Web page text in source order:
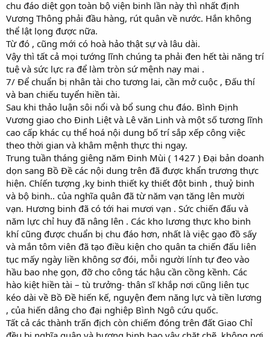
chu đáo diệt gọn toàn bộ viện binh lần này thì nhất định
Vương Thông phải đầu hàng, rút quân về nước. Hắn không
thể lật lọng được nữa.
Từ đó , cũng mới có hoà hảo thật sự và lâu dài.
Vậy thì tất cả mọi tướng lĩnh chúng ta phải đen hết tài năng trí
tuệ và sức lực ra để làm tròn sứ mệnh nay mai .
7/ Để chuẩn bị nhân tài cho tương lai, cần mở cuộc , Đấu thí
và ban chiếu tuyển hiền tài.
Sau khi thảo luận sôi nổi và bổ sung chu đáo. Bình Định
Vương giao cho Đinh Liệt và Lê văn Linh và một số tương lĩnh
cao cấp khác cụ thể hoá nội dung bố trí sắp xếp công việc
theo thời gian và khâm mệnh thực thi ngay.
Trung tuần tháng giêng năm Đinh Mùi ( 1427 ) Đại bản doanh
dọn sang Bồ Đề các nội dung trên đã được khẩn trương thực
hiện. Chíến tượng ,kỵ binh thiết kỵ thiết đột binh , thuỷ binh
và bộ binh.. của nghĩa quân đã từ năm vạn tăng lên mười
vạn. Hương binh đã có tới hai mươi vạn . Sức chiến đấu và
năm lực chỉ huy đã nâng lên . Các kho lương thực kho binh
khí cũng được chuẩn bị chu đáo hơn, nhất là việc gạo đồ sấy
và mắn tôm viên đã tạo điều kiện cho quân ta chiến đấu liên
tục mấy ngày liền không sợ đói, mỗi người lính tự đeo vào
hầu bao nhẹ gọn, đỡ cho công tác hậu cần cồng kềnh. Các
hào kiệt hiền tài – tù trưởng- thân sĩ khắp nơi cũng liên tục
kéo dài về Bồ Đề hiến kế, nguyện đem năng lực và tiền lương
, của hiến dâng cho đại nghiệp Bình Ngô cứu quốc.
Tất cả các thành trấn địch còn chiếm đóng trên đất Giao Chỉ